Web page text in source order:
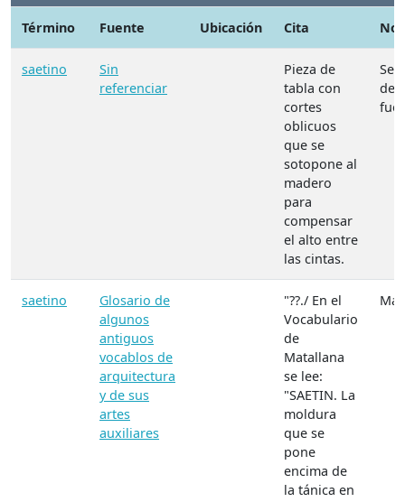
Término Fuente Ubicación Cita
saetino
Sin
referenciar
Pieza de
tabla con
cortes
oblicuos
que se
sotopone al
madero
para
compensar
el alto entre
las cintas.
Se
saetino
Glosario de
algunos
antiguos
vocablos de
arquitectura
y de sus
artes
auxiliares
"??./ En el
Vocabulario
de
Matallana
se lee:
"SAETIN. La
moldura
que se
pone
encima de
la tánica en